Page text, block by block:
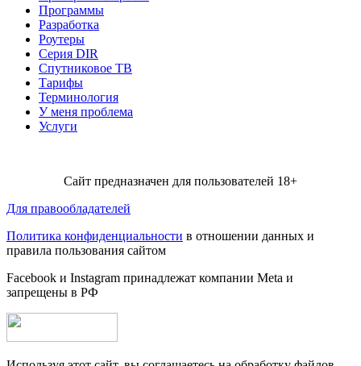
Программы
Разработка
Роутеры
Серия DIR
Спутниковое ТВ
Тарифы
Терминология
У меня проблема
Услуги
Сайт предназначен для пользователей 18+
Для правообладателей
Политика конфиденциальности в отношении данных и
правила пользования сайтом
Facebook и Instagram принадлежат компании Metа и
запрещены в РФ